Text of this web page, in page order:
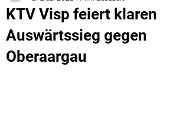
KTV Visp feiert klaren
Auswärtssieg gegen
Oberaargau